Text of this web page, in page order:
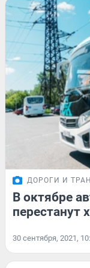
ДОРОГИ И
В октябре
перестанут
30 сентября, 2021,